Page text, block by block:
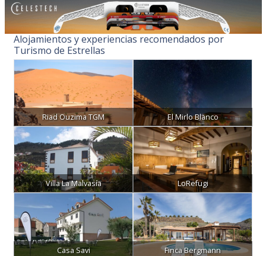
Alojamientos y experiencias recomendados por
Turismo de Estrellas
Riad Ouzima TGM El Mirlo Blanco
Villa La Malvasía LoRefugi
Casa Savi Finca Bergmann